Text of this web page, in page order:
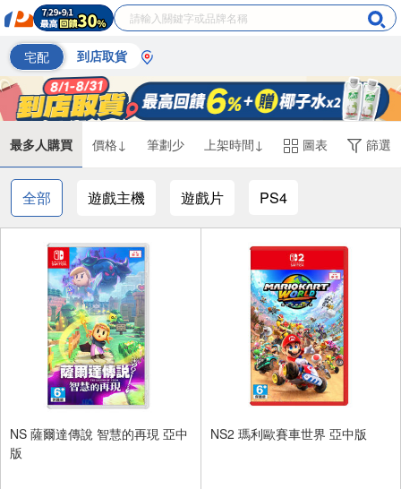
宅配 到店取貨
最多人購買 價格↓ 筆劃少 上架時間↓ 圖表 篩選
全部 遊戲主機 遊戲片 PS4
NS 薩爾達傳說 智慧的再現 亞中
版
NS2 瑪利歐賽車世界 亞中版